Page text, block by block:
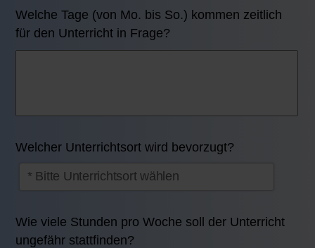
Welche Tage (von Mo. bis So.) kommen zeitlich
für den Unterricht in Frage?
Welcher Unterrichtsort wird bevorzugt?
Wie viele Stunden pro Woche soll der Unterricht
ungefähr stattfinden?